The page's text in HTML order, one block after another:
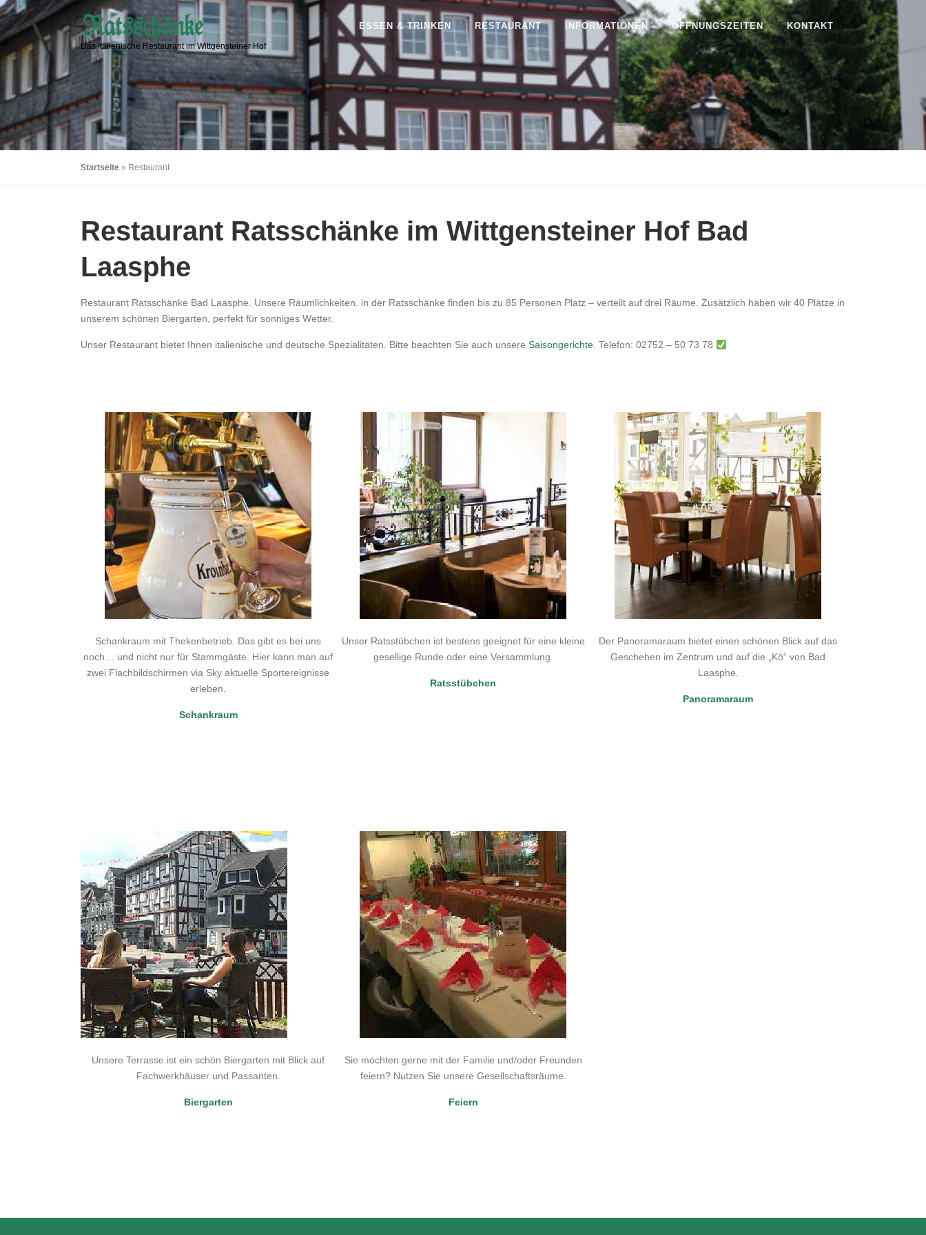
Zum
Inhalt
springen
Das italienische Restaurant im Wittgensteiner Hof
ESSEN & TRINKEN RESTAURANT INFORMATIONEN ÖFFNUNGSZEITEN KONTAKT
Startseite » Restaurant
Restaurant Ratsschänke im Wittgensteiner Hof Bad
Laasphe
Restaurant Ratsschänke Bad Laasphe. Unsere Räumlichkeiten. in der Ratsschänke finden bis zu 85 Personen Platz – verteilt auf drei Räume. Zusätzlich haben wir 40 Plätze in
unserem schönen Biergarten, perfekt für sonniges Wetter.
Unser Restaurant bietet Ihnen italienische und deutsche Spezialitäten. Bitte beachten Sie auch unsere Saisongerichte . Telefon: 02752 – 50 73 78
Schankraum mit Thekenbetrieb. Das gibt es bei uns
noch… und nicht nur für Stammgäste. Hier kann man auf
zwei Flachbildschirmen via Sky aktuelle Sportereignisse
erleben.
Schankraum
Unser Ratsstübchen ist bestens geeignet für eine kleine
gesellige Runde oder eine Versammlung.
Ratsstübchen
Der Panoramaraum bietet einen schönen Blick auf das
Geschehen im Zentrum und auf die „Kö“ von Bad
Laasphe.
Panoramaraum
Unsere Terrasse ist ein schön Biergarten mit Blick auf
Fachwerkhäuser und Passanten.
Biergarten
Sie möchten gerne mit der Familie und/oder Freunden
feiern? Nutzen Sie unsere Gesellschaftsräume.
Feiern